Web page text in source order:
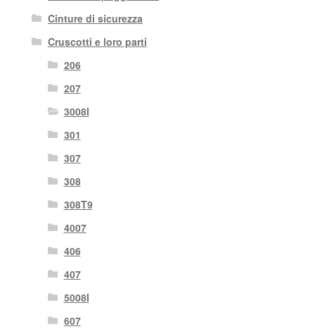
Cinture di sicurezza
Cruscotti e loro parti
206
207
3008I
301
307
308
308T9
4007
406
407
5008I
607